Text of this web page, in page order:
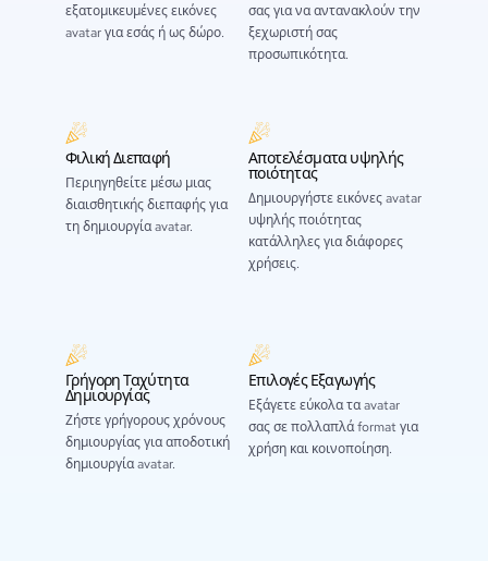
εξατομικευμένες εικόνες
avatar για εσάς ή ως δώρο.
σας για να αντανακλούν την
ξεχωριστή σας
προσωπικότητα.
Φιλική Διεπαφή
Περιηγηθείτε μέσω μιας
διαισθητικής διεπαφής για
τη δημιουργία avatar.
Αποτελέσματα υψηλής
ποιότητας
Δημιουργήστε εικόνες avatar
υψηλής ποιότητας
κατάλληλες για διάφορες
χρήσεις.
Γρήγορη Ταχύτητα
Δημιουργίας
Ζήστε γρήγορους χρόνους
δημιουργίας για αποδοτική
δημιουργία avatar.
Επιλογές Εξαγωγής
Εξάγετε εύκολα τα avatar
σας σε πολλαπλά format για
χρήση και κοινοποίηση.